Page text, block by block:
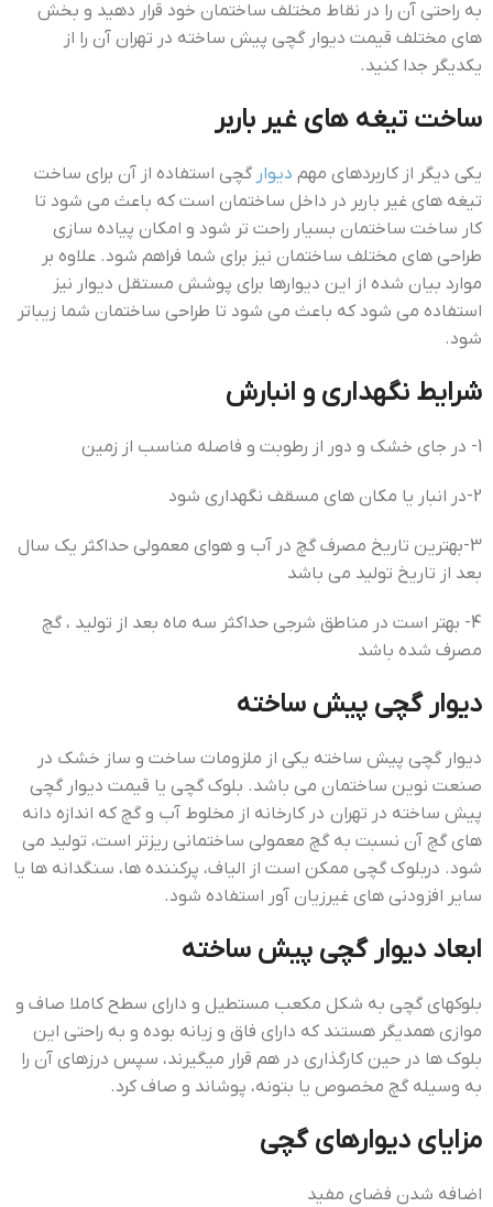
به راحتی آن را در نقاط مختلف ساختمان خود قرار دهید و بخش
های مختلف قيمت ديوار گچي پيش ساخته در تهران آن را از
یکدیگر جدا کنید.
ساخت تیغه های غیر باربر
یکی دیگر از کاربردهای مهم دیوار گچی استفاده از آن برای ساخت
تیغه های غیر باربر در داخل ساختمان است که باعث می شود تا
کار ساخت ساختمان بسیار راحت تر شود و امکان پیاده سازی
طراحی های مختلف ساختمان نیز برای شما فراهم شود. علاوه بر
موارد بیان شده از این دیوارها برای پوشش مستقل دیوار نیز
استفاده می شود که باعث می شود تا طراحی ساختمان شما زیباتر
شود.
شرایط نگهداری و انبارش
1- در جای خشک و دور از رطوبت و فاصله مناسب از زمین
2-در انبار یا مکان های مسقف نگهداری شود
3-بهترین تاریخ مصرف گچ در آب و هوای معمولی حداکثر یک سال
بعد از تاریخ تولید می باشد
4- بهتر است در مناطق شرجی حداکثر سه ماه بعد از تولید ، گچ
مصرف شده باشد
دیوار گچی پیش ساخته
دیوار گچی پیش ساخته یکی از ملزومات ساخت و ساز خشک در
صنعت نوین ساختمان می باشد. بلوک گچی یا قيمت ديوار گچي
پيش ساخته در تهران در کارخانه از مخلوط آب و گچ که اندازه دانه
های گچ آن نسبت به گچ معمولی ساختمانی ریزتر است، تولید می
شود. دربلوك گچی ممكن است از الياف، پركننده ها، سنگدانه ها يا
ساير افزودنی هاي غيرزيان آور استفاده شود.
ابعاد ديوار گچي پيش ساخته
بلوکهای گچی به شکل مكعب مستطيل و دارای سطح کاملا صاف و
موازی همدیگر هستند که دارای فاق و زبانه بوده و به راحتی این
بلوک ها در حین کارگذاری در هم قرار میگیرند، سپس درزهای آن را
به وسیله گچ مخصوص یا بتونه، پوشاند و صاف کرد.
مزایای دیوارهای گچی
اضافه شدن فضاي مفيد